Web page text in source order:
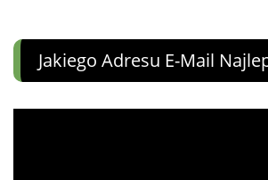
Jakiego Adresu E-Mail